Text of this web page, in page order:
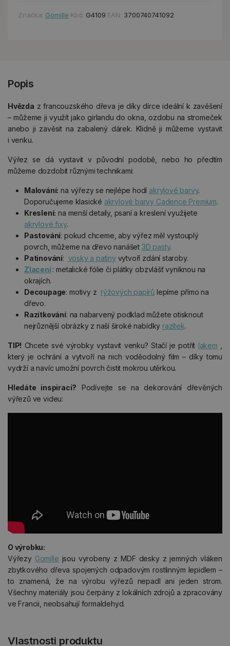
Značka: Gomille Kód: G4109 EAN: 3700740741092
Popis
Hvězda z francouzského dřeva je díky dírce ideální k zavěšení
– můžeme ji využít jako girlandu do okna, ozdobu na stromeček
anebo ji zavěsit na zabalený dárek. Klidně ji můžeme vystavit
i venku.
Výřez se dá vystavit v původní podobě, nebo ho předtím
můžeme dozdobit různými technikami:
Malování: na výřezy se nejlépe hodí akrylové barvy.
Doporučujeme klasické akrylové barvy Cadence Premium.
Kreslení: na menší detaily, psaní a kreslení využijete
akrylové fixy.
Pastování: pokud chceme, aby výřez měl vystouplý
povrch, můžeme na dřevo nanášet 3D pasty.
Patinování: vosky a patinyvytvoří zdání staroby.
Zlacení: metalické fólie či plátky obzvlášť vyniknou na
okrajích.
Decoupage: motivy z rýžových papírů lepíme přímo na
dřevo.
Razítkování: na nabarvený podklad můžete otisknout
nejrůznější obrázky z naší široké nabídky razítek.
TIP! Chcete své výrobky vystavit venku? Stačí je potřít lakem
který je ochrání a vytvoří na nich voděodolný film – díky tomu
vydrží a navíc umožní povrch čistit mokrou utěrkou.
Hledáte inspiraci? Podívejte se na dekorování dřevěných
výřezů ve videu:
O výrobku:
Výřezy Gomille jsou vyrobeny z MDF desky z jemných vláken
zbytkového dřeva spojených odpadovým rostlinným lepidlem –
to znamená, že na výrobu výřezů nepadl ani jeden strom.
Všechny materiály jsou čerpány z lokálních zdrojů a zpracovány
ve Francii, neobsahují formaldehyd.
Vlastnosti produktu